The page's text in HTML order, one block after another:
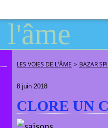
LES VOIES DE L'ÂME > BAZAR
8 juin 2018
CLORE UN